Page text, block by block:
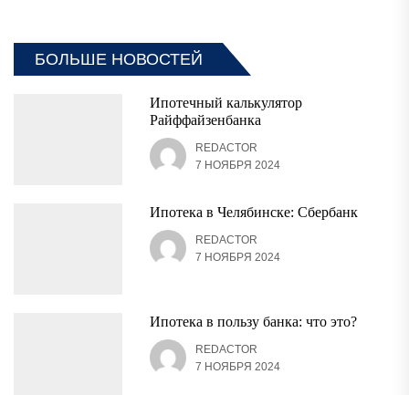
БОЛЬШЕ НОВОСТЕЙ
Ипотечный калькулятор
Райффайзенбанка
REDACTOR
7 НОЯБРЯ 2024
Ипотека в Челябинске: Сбербанк
REDACTOR
7 НОЯБРЯ 2024
Ипотека в пользу банка: что это?
REDACTOR
7 НОЯБРЯ 2024